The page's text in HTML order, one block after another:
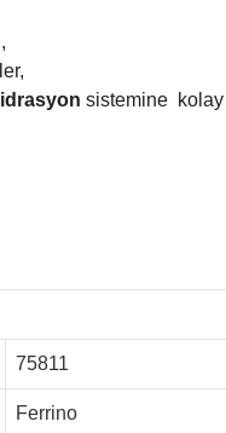
sistemine kolay
75811
Ferrino